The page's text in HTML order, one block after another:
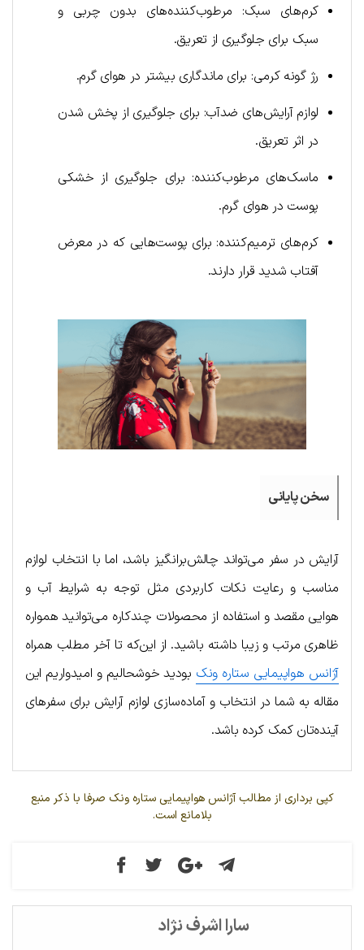
کرم‌های سبک: مرطوب‌کننده‌های بدون چربی و
سبک برای جلوگیری از تعریق.
رژ گونه کرمی: برای ماندگاری بیشتر در هوای گرم.
لوازم آرایش‌های ضدآب: برای جلوگیری از پخش شدن
در اثر تعریق.
ماسک‌های مرطوب‌کننده: برای جلوگیری از خشکی
پوست در هوای گرم.
کرم‌های ترمیم‌کننده: برای پوست‌هایی که در معرض
آفتاب شدید قرار دارند.
سخن پایانی
آرایش در سفر می‌تواند چالش‌برانگیز باشد، اما با انتخاب لوازم
مناسب و رعایت نکات کاربردی مثل توجه به شرایط آب و
هوایی مقصد و استفاده از محصولات چندکاره می‌توانید همواره
ظاهری مرتب و زیبا داشته باشید. از این‌که تا آخر مطلب همراه
آژانس هواپیمایی ستاره ونک بودید خوشحالیم و امیدواریم این
مقاله به شما در انتخاب و آماده‌سازی لوازم آرایش برای سفرهای
آینده‌تان کمک کرده باشد.
کپی برداری از مطالب آژانس هواپیمایی ستاره ونک صرفا با ذکر منبع
بلامانع است.
سارا اشرف نژاد